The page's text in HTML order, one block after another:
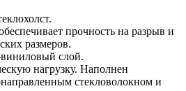
прочность на разрыв и
размеров.
слой.
нагрузку. Наполнен
стекловолокном и